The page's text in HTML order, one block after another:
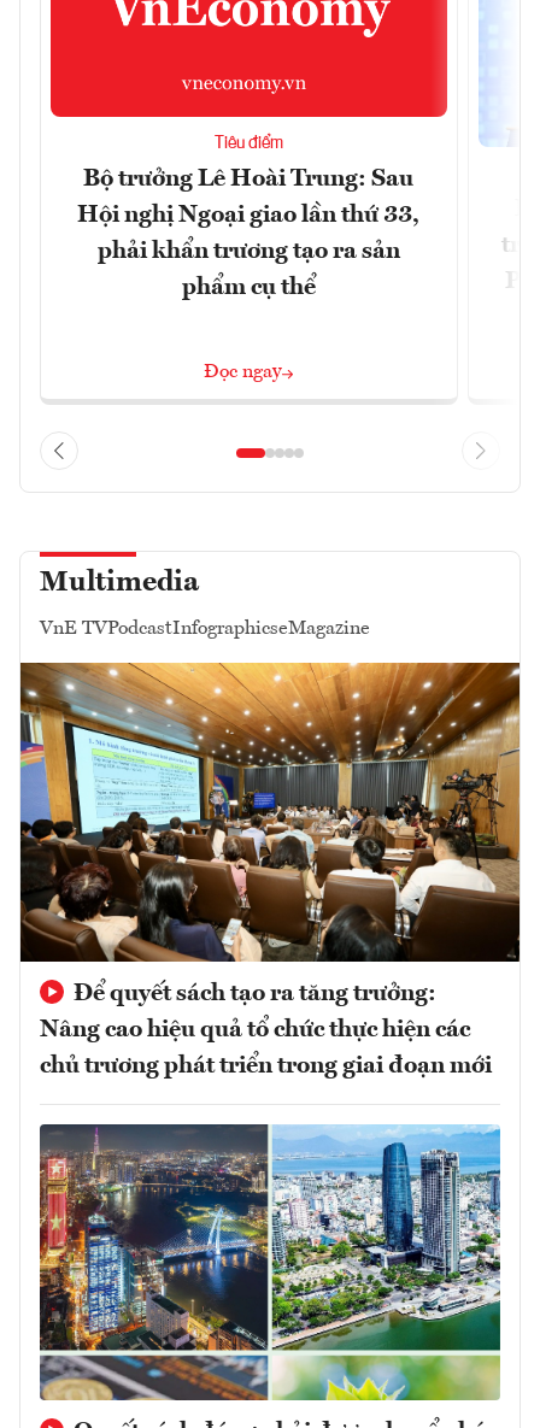
Tiêu điểm
Bộ trưởng Lê Hoài Trung: Sau
Hội nghị Ngoại giao lần thứ 33,
phải khẩn trương tạo ra sản
phẩm cụ thể
Đọc ngay
Multimedia
VnE TVPodcastInfographicseMagazine
Để quyết sách tạo ra tăng trưởng:
Nâng cao hiệu quả tổ chức thực hiện các
chủ trương phát triển trong giai đoạn mới